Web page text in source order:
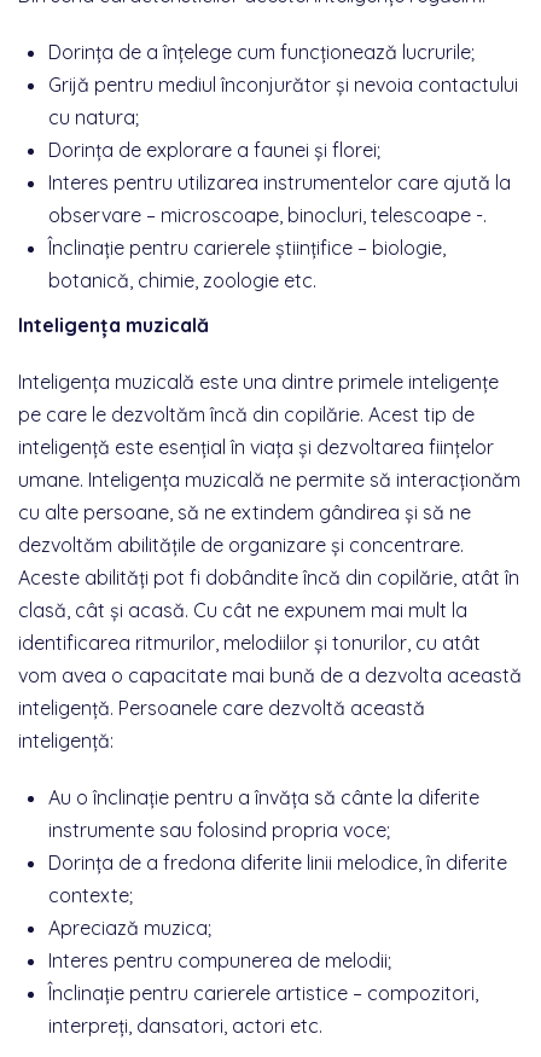
Dorința de a înțelege cum funcționează lucrurile;
Grijă pentru mediul înconjurător și nevoia contactului
cu natura;
Dorința de explorare a faunei și florei;
Interes pentru utilizarea instrumentelor care ajută la
observare – microscoape, binocluri, telescoape -.
Înclinație pentru carierele științifice – biologie,
botanică, chimie, zoologie etc.
Inteligența muzicală
Inteligența muzicală este una dintre primele inteligențe
pe care le dezvoltăm încă din copilărie. Acest tip de
inteligență este esențial în viața și dezvoltarea ființelor
umane. Inteligența muzicală ne permite să interacționăm
cu alte persoane, să ne extindem gândirea și să ne
dezvoltăm abilitățile de organizare și concentrare.
Aceste abilități pot fi dobândite încă din copilărie, atât în
clasă, cât și acasă. Cu cât ne expunem mai mult la
identificarea ritmurilor, melodiilor și tonurilor, cu atât
vom avea o capacitate mai bună de a dezvolta această
inteligență. Persoanele care dezvoltă această
inteligență:
Au o înclinație pentru a învăța să cânte la diferite
instrumente sau folosind propria voce;
Dorința de a fredona diferite linii melodice, în diferite
contexte;
Apreciază muzica;
Interes pentru compunerea de melodii;
Înclinație pentru carierele artistice – compozitori,
interpreți, dansatori, actori etc.